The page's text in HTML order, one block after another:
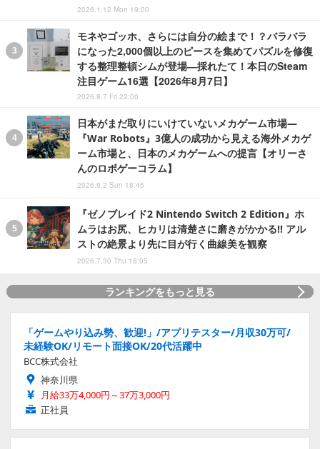
2026.1.12 Mon 19:00
モネやゴッホ、さらには自分の絵まで！？バラバラ
になった2,000個以上のピースを集めてパズルを修復
する整理整頓シムが登場―採れたて！本日のSteam
注目ゲーム16選【2026年8月7日】
2026.8.7 Fri 22:00
日本がまだ取りにいけていないメカゲーム市場―
『War Robots』3億人の成功から見える海外メカゲ
ーム市場と、日本のメカゲームへの提言【オリーさ
んのロボゲーコラム】
2026.8.2 Sun 18:45
『ゼノブレイド2 Nintendo Switch 2 Edition』ホ
ムラはお尻、ヒカリは清楚さに磨きがかかる!! アル
ストの絶景より先に目が行く曲線美を観察
2026.7.30 Thu 18:05
ランキングをもっと見る
「ゲームやり込み勢、歓迎!」/アプリテスター/月収30万可/
未経験OK/リモート面接OK/20代活躍中
BCC株式会社
神奈川県
月給33万4,000円～37万3,000円
正社員